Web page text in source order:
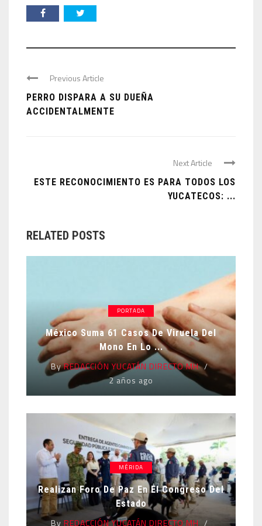
Previous Article
PERRO DISPARA A SU DUEÑA
ACCIDENTALMENTE
Next Article
ESTE RECONOCIMIENTO ES PARA TODOS LOS
YUCATECOS: ...
RELATED POSTS
PORTADA
México Suma 61 Casos De Viruela Del
Mono En Lo ...
ByREDACCIÓN YUCATÁN DIRECTO MH
2 años ago
MÉRIDA
Realizan Foro De Paz En El Congreso Del
Estado
By REDACCIÓN YUCATÁN DIRECTO MH